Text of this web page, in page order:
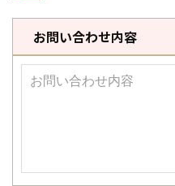
お問い合わせ内容